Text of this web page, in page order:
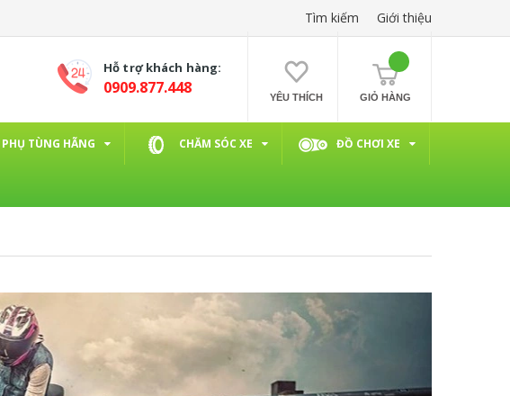
Tìm kiếm Giới thiệu
Hỗ trợ khách hàng:
0909.877.448 YÊU THÍCH GIỎ HÀNG
PHỤ TÙNG HÃNG CHĂM SÓC XE ĐỒ CHƠI XE